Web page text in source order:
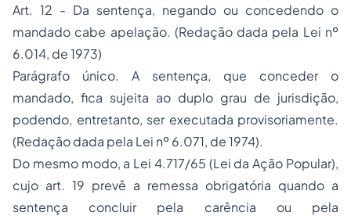
Art. 12 - Da sentença, negando ou concedendo o
mandado cabe apelação. (Redação dada pela Lei nº
6.014, de 1973)
Parágrafo único. A sentença, que conceder o
mandado, fica sujeita ao duplo grau de jurisdição,
podendo, entretanto, ser executada provisoriamente.
(Redação dada pela Lei nº 6.071, de 1974).
Do mesmo modo, a Lei 4.717/65 (Lei da Ação Popular),
cujo art. 19 prevê a remessa obrigatória quando a
sentença concluir pela carência ou pela